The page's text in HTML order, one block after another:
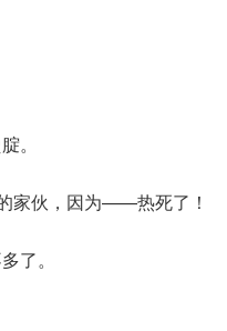
。
家伙，因为——热死了！
了。